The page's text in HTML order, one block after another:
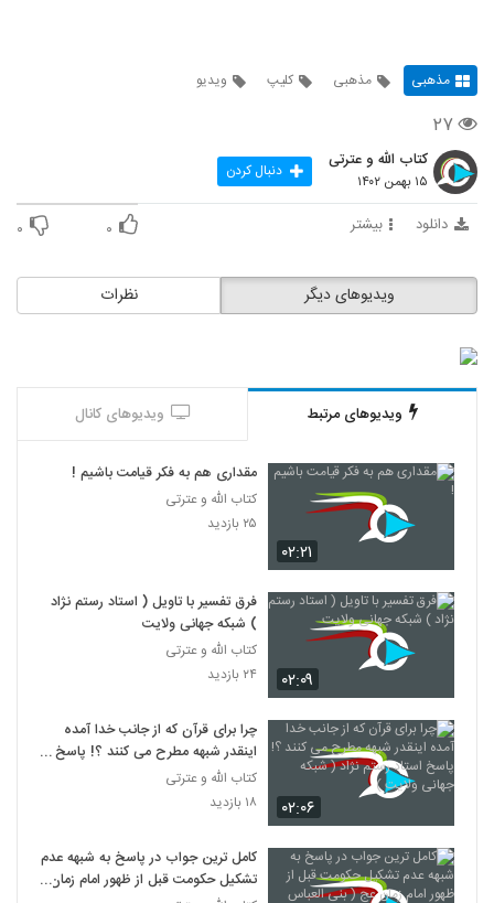
مذهبی مذهبی کلیپ ویدیو
۲۷
کتاب الله و عترتی
۱۵ بهمن ۱۴۰۲ دنبال کردن
دانلود بیشتر ۰ ۰
نظرات ویدیوهای دیگر
ویدیوهای مرتبط ویدیوهای کانال
۰۲:۲۱
مقداری هم به فکر قیامت باشیم !
کتاب الله و عترتی
۲۵ بازدید
۰۲:۰۹
فرق تفسیر با تاویل ( استاد رستم نژاد
) شبکه جهانی ولایت
کتاب الله و عترتی
۲۴ بازدید
۰۲:۰۶
چرا برای قرآن که از جانب خدا آمده
اینقدر شبهه مطرح می کنند ؟! پاسخ
استاد رستم نژاد ( شبکه جهانی ولایت )
کتاب الله و عترتی
۱۸ بازدید
کامل ترین جواب در پاسخ به شبهه عدم
تشکیل حکومت قبل از ظهور امام زمان